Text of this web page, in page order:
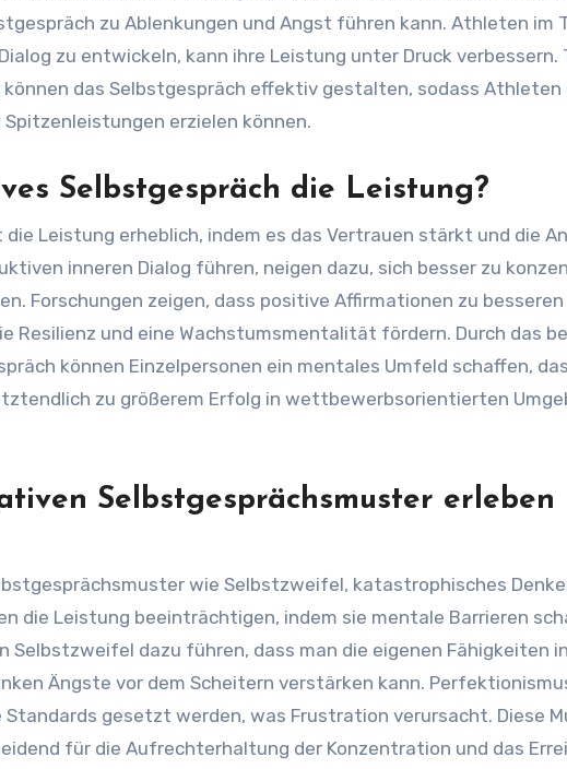
zu Ablenkungen und Angst führen kann. Athleten im
zu entwickeln, kann ihre Leistung unter Druck verbessern.
das Selbstgespräch effektiv gestalten, sodass Athleten
erzielen können.
Selbstgespräch die Leistung?
Leistung erheblich, indem es das Vertrauen stärkt und die
inneren Dialog führen, neigen dazu, sich besser zu
Forschungen zeigen, dass positive Affirmationen zu besseren
Resilienz und eine Wachstumsmentalität fördern. Durch das
können Einzelpersonen ein mentales Umfeld schaffen, das
zu größerem Erfolg in wettbewerbsorientierten
Selbstgesprächsmuster erleben
wie Selbstzweifel, katastrophisches
die Leistung beeinträchtigen, indem sie mentale Barrieren
Selbstzweifel dazu führen, dass man die eigenen Fähigkeiten
Ängste vor dem Scheitern verstärken kann.
gesetzt werden, was Frustration verursacht. Diese
für die Aufrechterhaltung der Konzentration und das